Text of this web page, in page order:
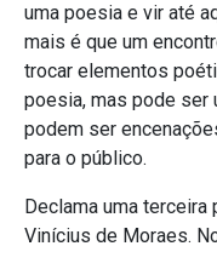
uma poesia e vir até
mais é que um
trocar elementos
poesia, mas pode ser
podem ser
para o público.
Declama uma terceira
Vinícius de Moraes.